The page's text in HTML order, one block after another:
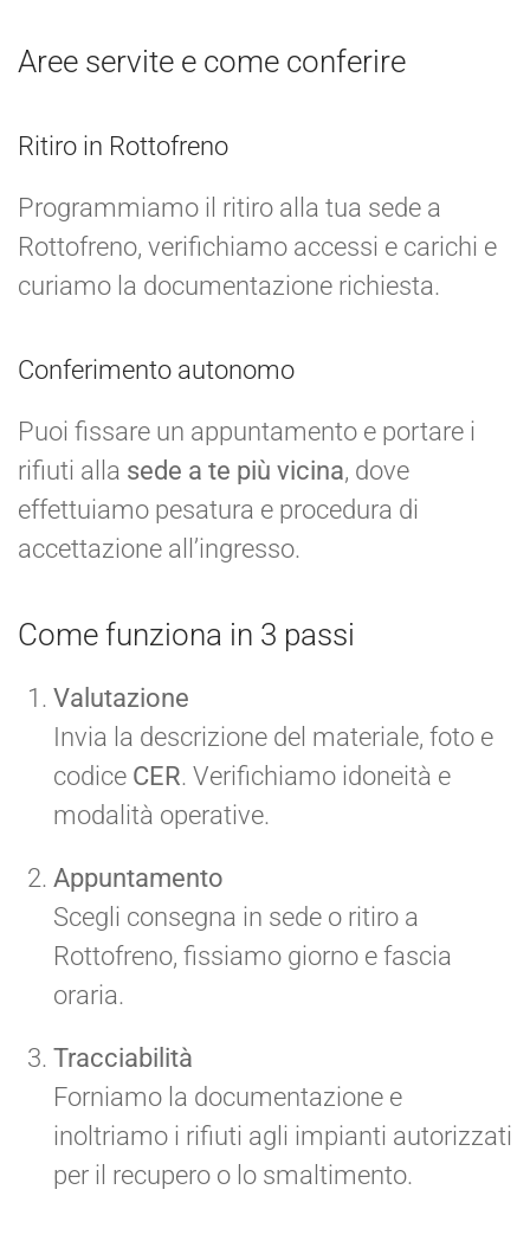
Aree servite e come conferire
Ritiro in Rottofreno
Programmiamo il ritiro alla tua sede a
Rottofreno, verifichiamo accessi e carichi e
curiamo la documentazione richiesta.
Conferimento autonomo
Puoi fissare un appuntamento e portare i
rifiuti alla sede a te più vicina, dove
effettuiamo pesatura e procedura di
accettazione all’ingresso.
Come funziona in 3 passi
Valutazione
Invia la descrizione del materiale, foto e
codice CER. Verifichiamo idoneità e
modalità operative.
Appuntamento
Scegli consegna in sede o ritiro a
Rottofreno, fissiamo giorno e fascia
oraria.
Tracciabilità
Forniamo la documentazione e
inoltriamo i rifiuti agli impianti autorizzati
per il recupero o lo smaltimento.